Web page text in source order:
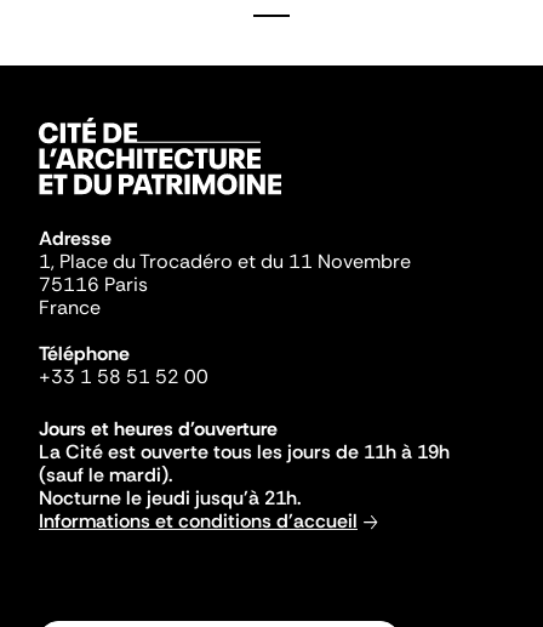
Adresse
1, Place du Trocadéro et du 11 Novembre
75116 Paris
France
Téléphone
+33 1 58 51 52 00
Jours et heures d'ouverture
La Cité est ouverte tous les jours de 11h à 19h
(sauf le mardi).
Nocturne le jeudi jusqu'à 21h.
Informations et conditions d'accueil